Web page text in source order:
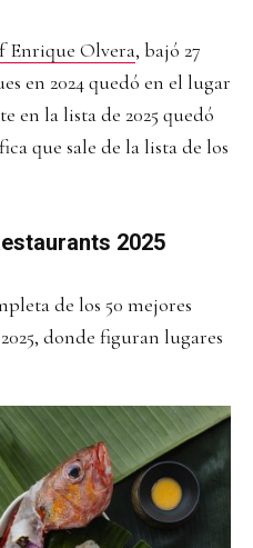
Enrique Olvera, bajó 27
en 2024 quedó en el lugar
en la lista de 2025 quedó
que sale de la lista de los
2025
de los 50 mejores
donde figuran lugares